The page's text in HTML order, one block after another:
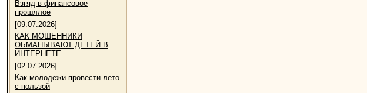
Взгяд в финансовое
прошллое
[09.07.2026]
КАК МОШЕННИКИ
ОБМАНЫВАЮТ ДЕТЕЙ В
ИНТЕРНЕТЕ
[02.07.2026]
Как молодежи провести лето
с пользой